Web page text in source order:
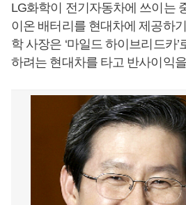
LG화학이 전기자동차에 쓰이는
이온 배터리를 현대차에 제공하
학 사장은 ‘마일드 하이브리드카
하려는 현대차를 타고 반사이익